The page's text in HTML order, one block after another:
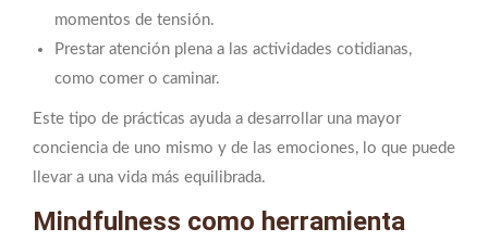
momentos de tensión.
Prestar atención plena a las actividades cotidianas,
como comer o caminar.
Este tipo de prácticas ayuda a desarrollar una mayor
conciencia de uno mismo y de las emociones, lo que puede
llevar a una vida más equilibrada.
Mindfulness como herramienta